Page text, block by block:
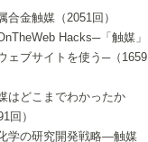
ポリオレフィンに向けた重合
進展
社会実現のための触媒および
による触媒研究の未来展望1：
触媒討論会
学反応における計算化学の進
者による触媒研究の未来展望
質，あんな物質―新たな触媒
化学』を活かした触媒研究
体の応用
・貯蔵のための触媒技術の新
媒討論会
品製造の触媒技術
リアクター
光触媒材料
分光の進歩と応用
媒討論会
体を用いた化学プロセスの新
媒討論会
ルギー場の触媒反応
おける金属の触媒作用
ケミカルズの展開に寄与する
媒討論会
触媒が良いのか？
媒討論会
動車排ガス処理技術
の現状と将来─第90回触媒討論
品製造の触媒技術
年）
された触媒の化学
媒討論会
用した電気化学の新展開
の調製と機能化
媒が欲しい
年）
ケミストリーと触媒
媒討論会特集号
とバイオプロセス
年）
工学の明日を拓く
媒討論会
年）
あな?-特異な空間とその利用-
年）
合金触媒（2051回）
Hacks─「触媒」
ェブサイトを使う─（1659
はどこまでわかったか
回）
学の研究開発戦略―触媒